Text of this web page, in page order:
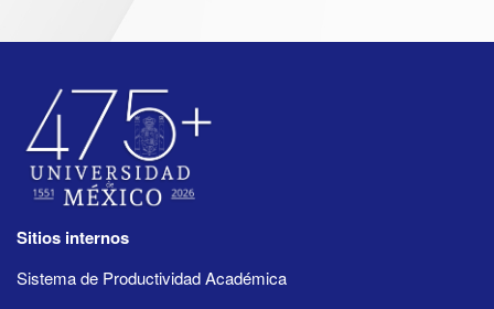
Sitios internos
Sistema de Productividad Académica